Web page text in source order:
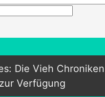
Die Vieh
Verfügung